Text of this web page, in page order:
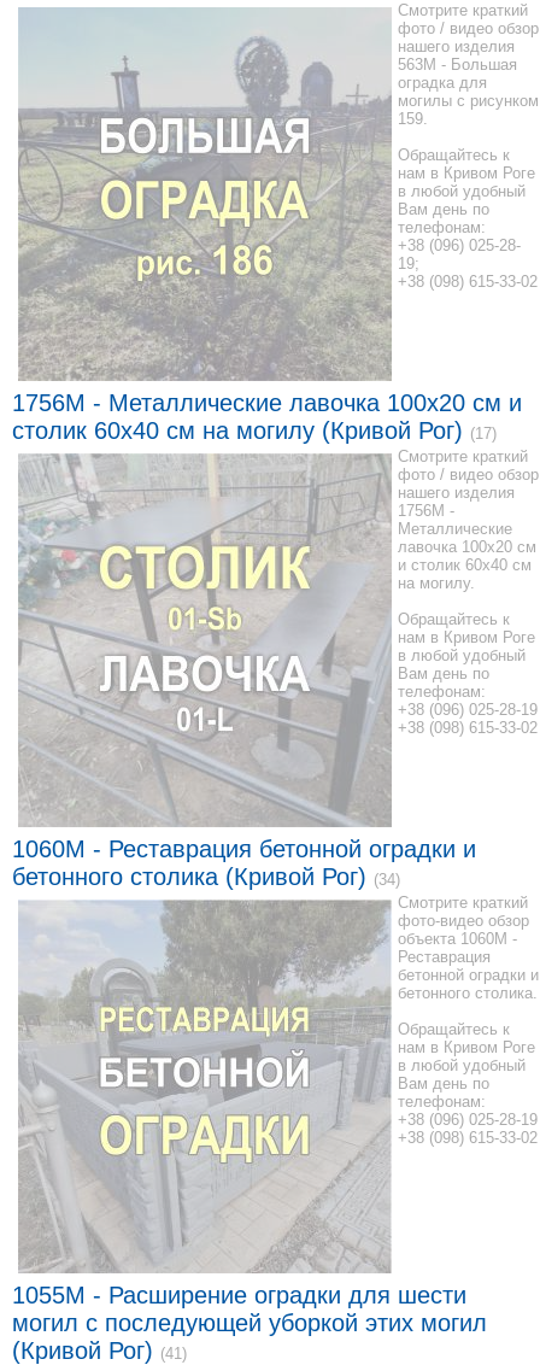
Смотрите краткий
фото / видео обзор
нашего изделия
563M - Большая
оградка для
могилы с рисунком
159.
Обращайтесь к
нам в Кривом Роге
в любой удобный
Вам день по
телефонам:
+38 (096) 025-28-
19;
+38 (098) 615-33-02
1756M - Металлические лавочка 100x20 см и
столик 60x40 см на могилу (Кривой Рог) (17)
Смотрите краткий
фото / видео обзор
нашего изделия
1756M -
Металлические
лавочка 100x20 см
и столик 60x40 см
на могилу.
Обращайтесь к
нам в Кривом Роге
в любой удобный
Вам день по
телефонам:
+38 (096) 025-28-19
+38 (098) 615-33-02
1060M - Реставрация бетонной оградки и
бетонного столика (Кривой Рог) (34)
Смотрите краткий
фото-видео обзор
объекта 1060M -
Реставрация
бетонной оградки и
бетонного столика.
Обращайтесь к
нам в Кривом Роге
в любой удобный
Вам день по
телефонам:
+38 (096) 025-28-19
+38 (098) 615-33-02
1055M - Расширение оградки для шести
могил с последующей уборкой этих могил
(Кривой Рог) (41)